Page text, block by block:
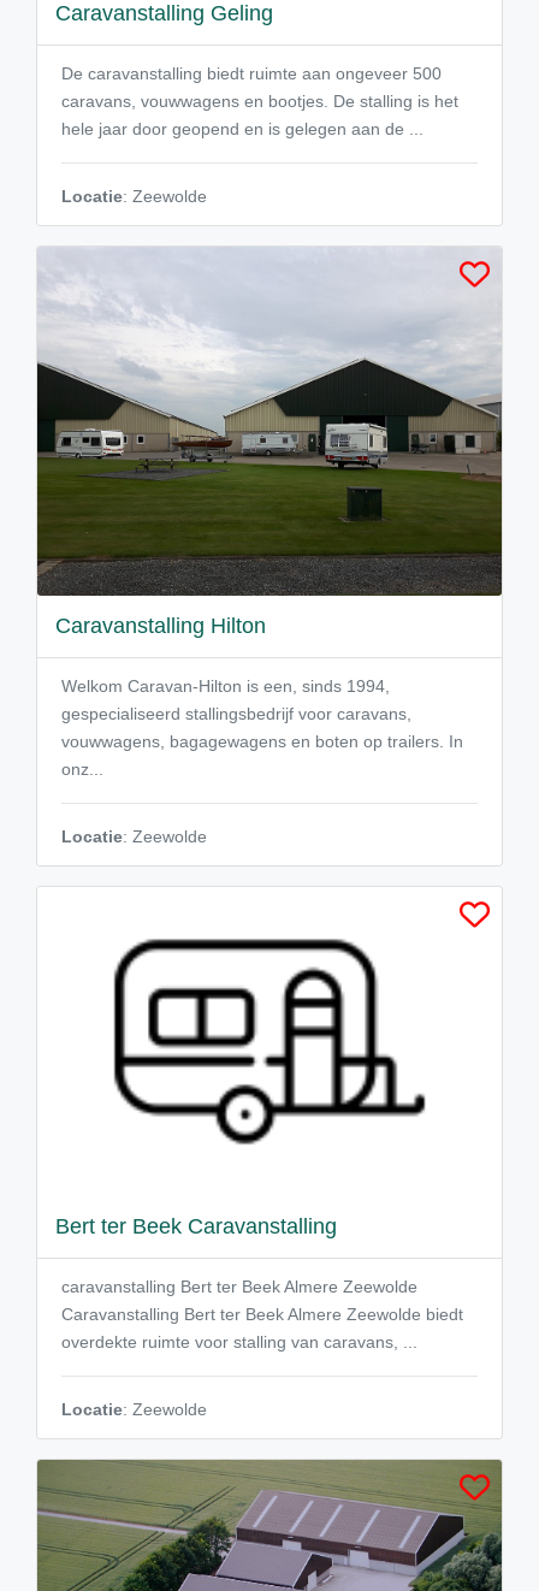
Caravanstalling Geling
De caravanstalling biedt ruimte aan ongeveer 500
caravans, vouwwagens en bootjes. De stalling is het
hele jaar door geopend en is gelegen aan de ...
Locatie: Zeewolde
Caravanstalling Hilton
Welkom Caravan-Hilton is een, sinds 1994,
gespecialiseerd stallingsbedrijf voor caravans,
vouwwagens, bagagewagens en boten op trailers. In
onz...
Locatie: Zeewolde
Bert ter Beek Caravanstalling
caravanstalling Bert ter Beek Almere Zeewolde
Caravanstalling Bert ter Beek Almere Zeewolde biedt
overdekte ruimte voor stalling van caravans, ...
Locatie: Zeewolde